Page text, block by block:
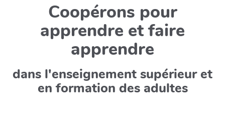
Coopérons pour
apprendre et faire
apprendre
dans l'enseignement supérieur et
en formation des adultes